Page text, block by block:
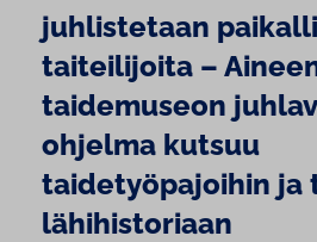
juhlistetaan
taiteilijoita –
taidemuseon
ohjelma kutsuu
taidetyöpajoihin ja
lähihistoriaan